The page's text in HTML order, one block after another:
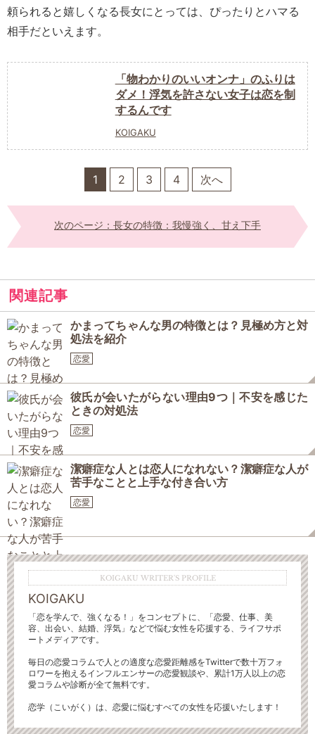
頼られると嬉しくなる長女にとっては、ぴったりとハマる
相手だといえます。
「物わかりのいいオンナ」のふりは
ダメ！浮気を許さない女子は恋を制
するんです
KOIGAKU
1 2 3 4 次へ
次のページ：長女の特徴：我慢強く、甘え下手
関連記事
かまってちゃんな男の特徴とは？見極め方と対
処法を紹介
恋愛
彼氏が会いたがらない理由9つ｜不安を感じた
ときの対処法
恋愛
潔癖症な人とは恋人になれない？潔癖症な人が
苦手なことと上手な付き合い方
恋愛
KOIGAKU WRITER'S PROFILE
KOIGAKU
「恋を学んで、強くなる！」をコンセプトに、「恋愛、仕事、美
容、出会い、結婚、浮気」などで悩む女性を応援する、ライフサポ
ートメディアです。
毎日の恋愛コラムで人との適度な恋愛距離感をTwitterで数十万フォ
ロワーを抱えるインフルエンサーの恋愛観談や、累計1万人以上の恋
愛コラムや診断が全て無料です。
恋学（こいがく）は、恋愛に悩むすべての女性を応援いたします！